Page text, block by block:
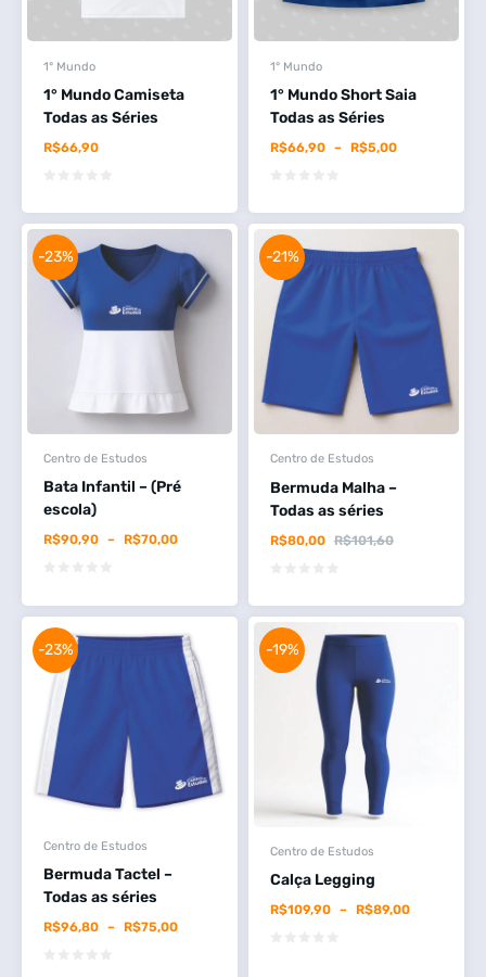
1° Mundo
1° Mundo Camiseta
Todas as Séries
R$66,90
1° Mundo
1° Mundo Short Saia
Todas as Séries
R$5,00
–
R$66,90
Centro de Estudos
Bata Infantil – (Pré
escola)
R$70,00
–
R$90,90
-23%
Centro de Estudos
Bermuda Malha –
Todas as séries
R$101,60
R$80,00
-21%
Centro de Estudos
Bermuda Tactel –
Todas as séries
R$75,00
–
R$96,80
-23%
Centro de Estudos
Calça Legging
R$89,00
–
R$109,90
-19%